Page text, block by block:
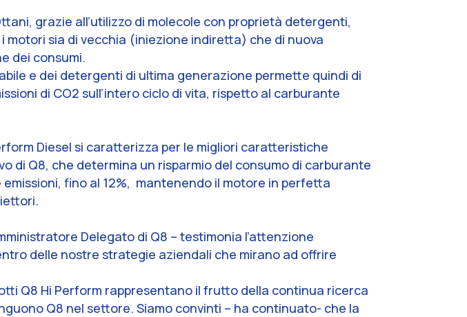
grazie all’utilizzo di molecole con proprietà detergenti,
motori sia di vecchia (iniezione indiretta) che di nuova
dei consumi.
e dei detergenti di ultima generazione permette quindi di
di CO2 sull’intero ciclo di vita, rispetto al carburante
Diesel si caratterizza per le migliori caratteristiche
di Q8, che determina un risparmio del consumo di carburante
fino al 12%, mantenendo il motore in perfetta
Delegato di Q8 – testimonia l’attenzione
delle nostre strategie aziendali che mirano ad offrire
Q8 Hi Perform rappresentano il frutto della continua ricerca
Q8 nel settore. Siamo convinti – ha continuato- che la